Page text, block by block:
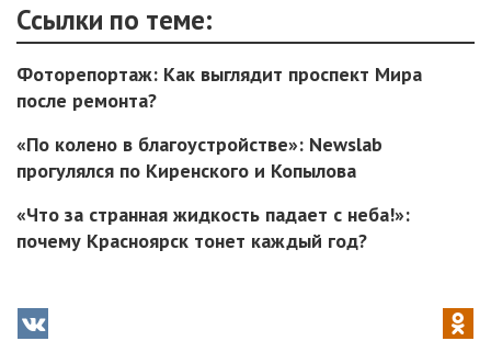
Ссылки по теме:
Фоторепортаж: Как выглядит проспект Мира
после ремонта?
«По колено в благоустройстве»: Newslab
прогулялся по Киренского и Копылова
«Что за странная жидкость падает с неба!»:
почему Красноярск тонет каждый год?